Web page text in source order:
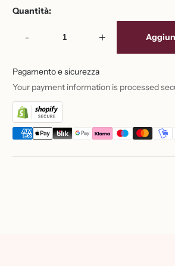
Quantità:
- +
Pagamento e sicurezza
Your payment information is processed